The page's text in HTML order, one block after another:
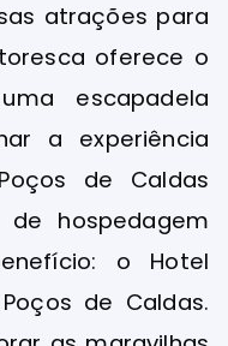
atrações para
oferece o
escapadela
a experiência
de Caldas
hospedagem
o Hotel
de Caldas.